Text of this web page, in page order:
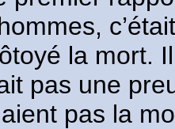
la mort.
pas une
pas la